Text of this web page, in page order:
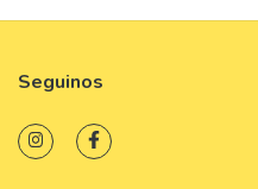
Seguinos